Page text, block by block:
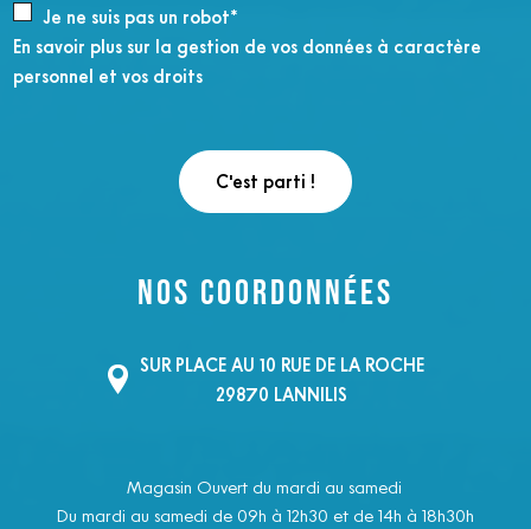
Je ne suis pas un robot*
En savoir plus sur la gestion de vos données à caractère
personnel et vos droits
C'est parti !
Nos coordonnées
SUR PLACE AU 10 RUE DE LA ROCHE
29870 LANNILIS
Magasin Ouvert du mardi au samedi
Du mardi au samedi de 09h à 12h30 et de 14h à 18h30h